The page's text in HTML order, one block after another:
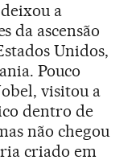
a
da ascensão
Unidos,
Pouco
visitou a
dentro de
não chegou
criado em